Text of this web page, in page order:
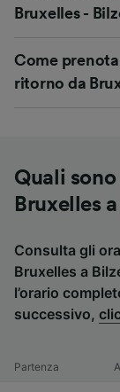
Bruxelles -
Come
ritorno da
Quali
Bruxelles
Consulta gli
Bruxelles a
l’orario
successivo,
Partenza